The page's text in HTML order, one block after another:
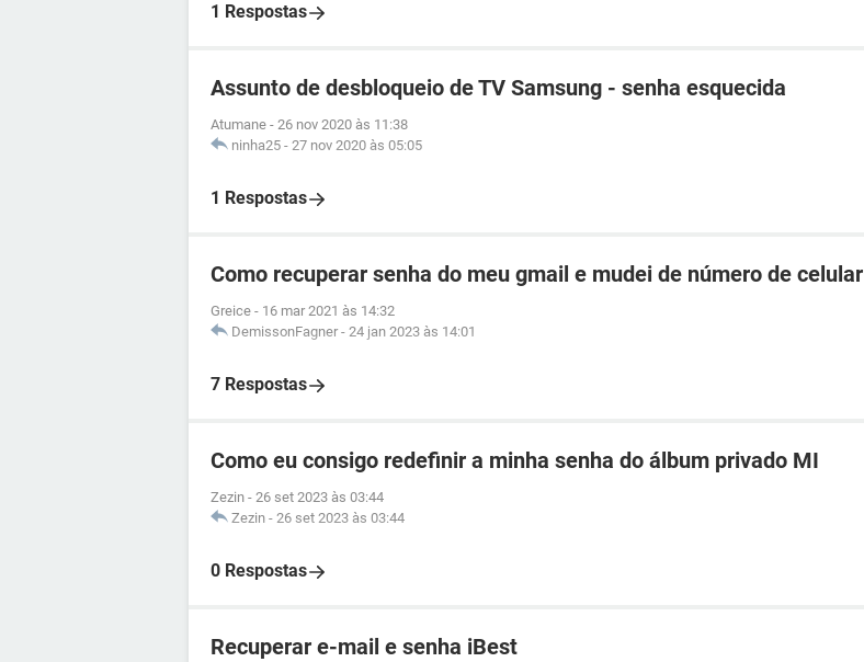
1 Respostas
Assunto de desbloqueio de TV Samsung - senha esquecida
Atumane - 26 nov 2020 às 11:38
ninha25 - 27 nov 2020 às 05:05
1 Respostas
Como recuperar senha do meu gmail e mudei de número de celular
Greice - 16 mar 2021 às 14:32
DemissonFagner - 24 jan 2023 às 14:01
7 Respostas
Como eu consigo redefinir a minha senha do álbum privado MI
Zezin - 26 set 2023 às 03:44
Zezin - 26 set 2023 às 03:44
0 Respostas
Recuperar e-mail e senha iBest